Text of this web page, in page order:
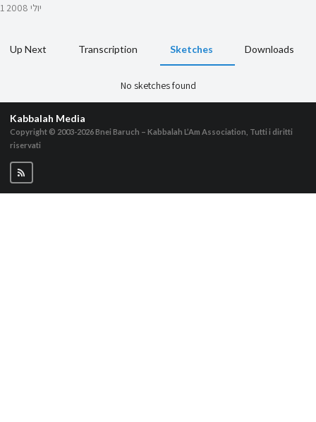
1 יולי 2008
Up Next Transcription Sketches Downloads
No sketches found
Kabbalah Media
Copyright © 2003-2026Bnei Baruch – Kabbalah L’Am Association, Tutti i diritti
riservati